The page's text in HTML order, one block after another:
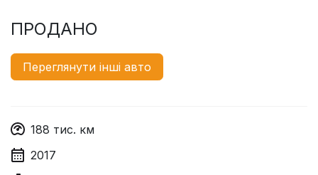
ПРОДАНО
Переглянути інші авто
188 тис. км
2017